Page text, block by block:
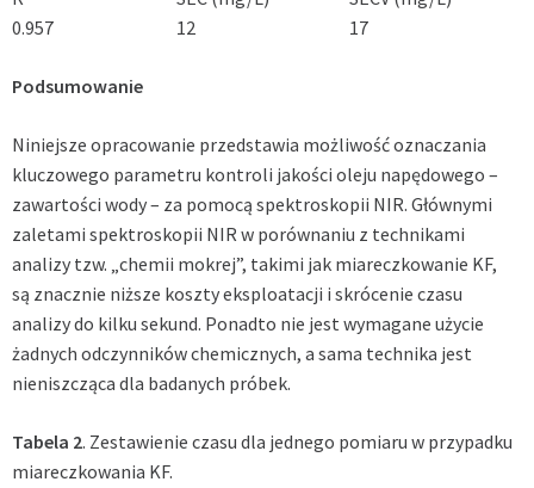
0.957
12 17
Podsumowanie
Niniejsze opracowanie przedstawia możliwość oznaczania
kluczowego parametru kontroli jakości oleju napędowego –
zawartości wody – za pomocą spektroskopii NIR. Głównymi
zaletami spektroskopii NIR w porównaniu z technikami
analizy tzw. „chemii mokrej”, takimi jak miareczkowanie KF,
są znacznie niższe koszty eksploatacji i skrócenie czasu
analizy do kilku sekund. Ponadto nie jest wymagane użycie
żadnych odczynników chemicznych, a sama technika jest
nieniszcząca dla badanych próbek.
Tabela 2. Zestawienie czasu dla jednego pomiaru w przypadku
miareczkowania KF.